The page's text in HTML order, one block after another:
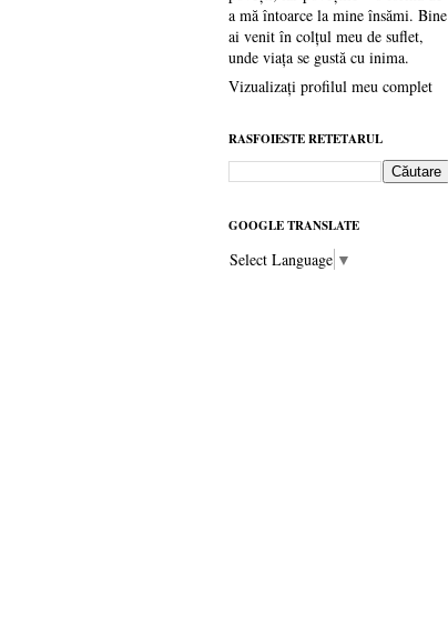
a mă întoarce la mine însămi. Bine
ai venit în colțul meu de suflet,
unde viața se gustă cu inima.
Vizualizați profilul meu complet
RASFOIESTE RETETARUL
GOOGLE TRANSLATE
Select Language ▼